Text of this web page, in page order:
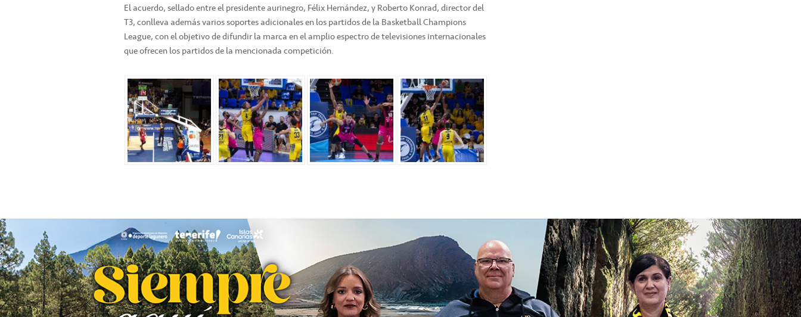
El acuerdo, sellado entre el presidente aurinegro, Félix Hernández, y Roberto Konrad, director del
T3, conlleva además varios soportes adicionales en los partidos de la Basketball Champions
League, con el objetivo de difundir la marca en el amplio espectro de televisiones internacionales
que ofrecen los partidos de la mencionada competición.